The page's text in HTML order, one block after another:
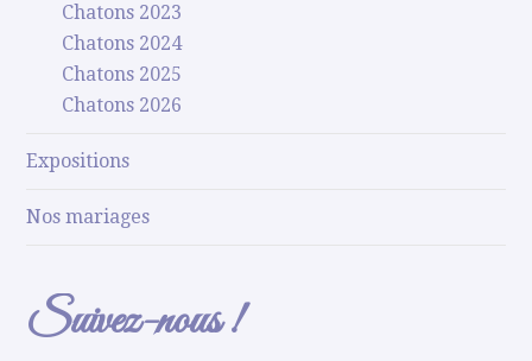
Chatons 2023
Chatons 2024
Chatons 2025
Chatons 2026
Expositions
Nos mariages
Suivez-nous !